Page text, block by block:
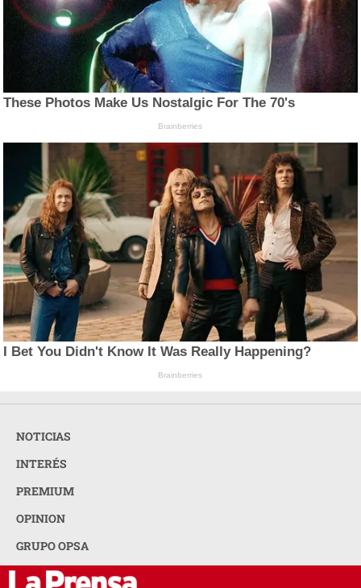
These Photos Make Us Nostalgic For The 70's
Brainberries
I Bet You Didn't Know It Was Really Happening?
Brainberries
NOTICIAS
INTERÉS
PREMIUM
OPINION
GRUPO OPSA